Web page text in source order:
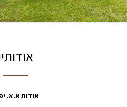
אודותיי
אודות א.א. יפית